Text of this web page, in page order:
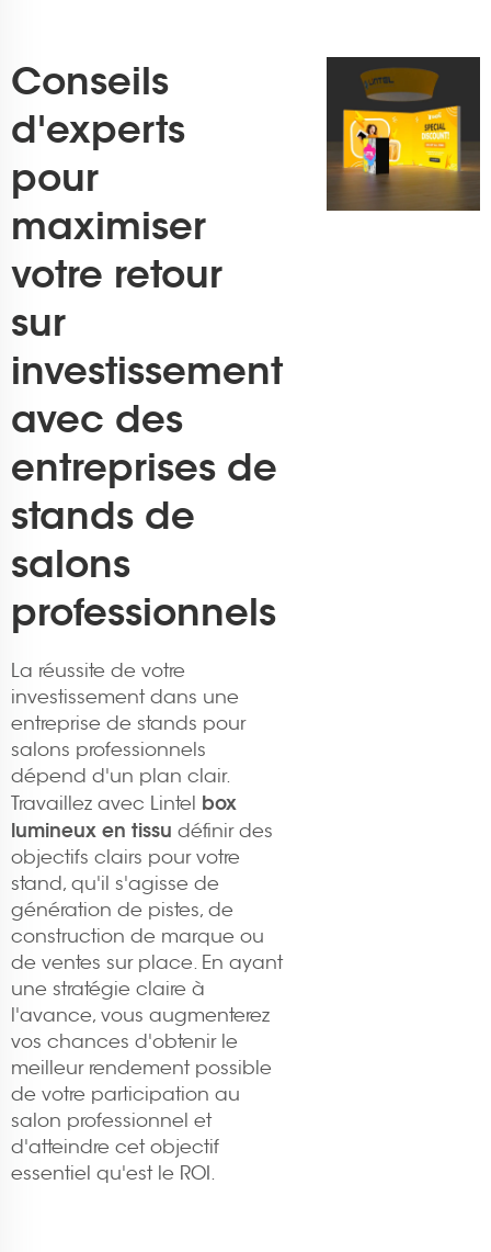
Conseils
d'experts
pour
maximiser
votre retour
sur
investissement
avec des
entreprises de
stands de
salons
professionnels
La réussite de votre
investissement dans une
entreprise de stands pour
salons professionnels
dépend d'un plan clair.
Travaillez avec Lintel box
lumineux en tissu définir des
objectifs clairs pour votre
stand, qu'il s'agisse de
génération de pistes, de
construction de marque ou
de ventes sur place. En ayant
une stratégie claire à
l'avance, vous augmenterez
vos chances d'obtenir le
meilleur rendement possible
de votre participation au
salon professionnel et
d'atteindre cet objectif
essentiel qu'est le ROI.